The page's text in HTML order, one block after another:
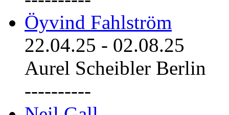
Öyvind Fahlström
22.04.25 - 02.08.25
Aurel Scheibler Berlin
----------